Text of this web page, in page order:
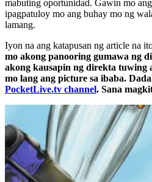
mabuting oportunidad. Gawin mo
ipagpatuloy mo ang buhay mo ng
lamang.
Iyon na ang katapusan ng article na
mo akong panooring gumawa ng
akong kausapin ng direkta tuwing
mo lang ang picture sa ibaba.
PocketLive.tv channel. Sana